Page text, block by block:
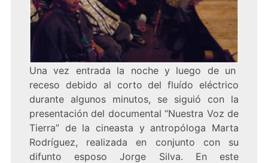
Una vez entrada la noche y luego de un
receso debido al corto del fluído eléctrico
durante algunos minutos, se siguió con la
presentación del documental “Nuestra Voz de
Tierra” de la cineasta y antropóloga Marta
Rodríguez, realizada en conjunto con su
difunto esposo Jorge Silva. En este